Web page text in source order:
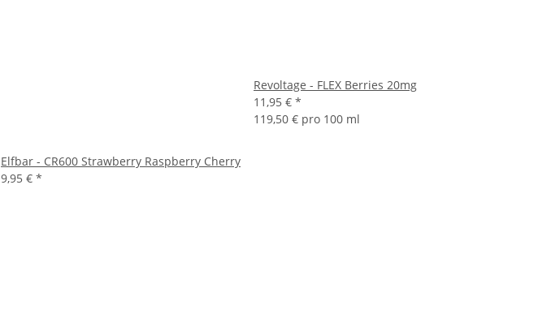
Elfbar - CR600 Strawberry Raspberry Cherry
9,95 € *
Revoltage - FLEX Berries 20mg
11,95 € *
119,50 € pro 100 ml